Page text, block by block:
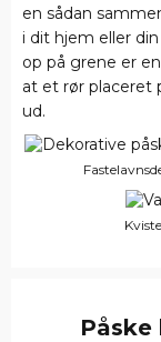
en sådan
i dit hjem eller
op på grene er
at et rør placeret
ud.